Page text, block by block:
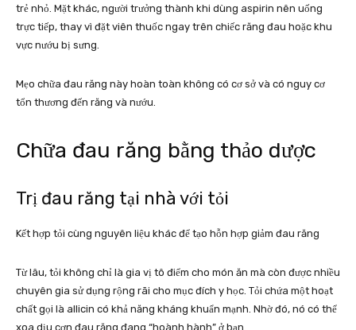
trẻ nhỏ. Mặt khác, người trưởng thành khi dùng aspirin nên uống
trực tiếp, thay vì đặt viên thuốc ngay trên chiếc răng đau hoặc khu
vực nướu bị sưng.
Mẹo chữa đau răng này hoàn toàn không có cơ sở và có nguy cơ
tổn thương đến răng và nướu.
Chữa đau răng bằng thảo dược
Trị đau răng tại nhà với tỏi
Kết hợp tỏi cùng nguyên liệu khác để tạo hỗn hợp giảm đau răng
Từ lâu, tỏi không chỉ là gia vị tô điểm cho món ăn mà còn được nhiều
chuyên gia sử dụng rộng rãi cho mục đích y học. Tỏi chứa một hoạt
chất gọi là allicin có khả năng kháng khuẩn mạnh. Nhờ đó, nó có thể
xoa dịu cơn đau răng đang “hoành hành” ở bạn.